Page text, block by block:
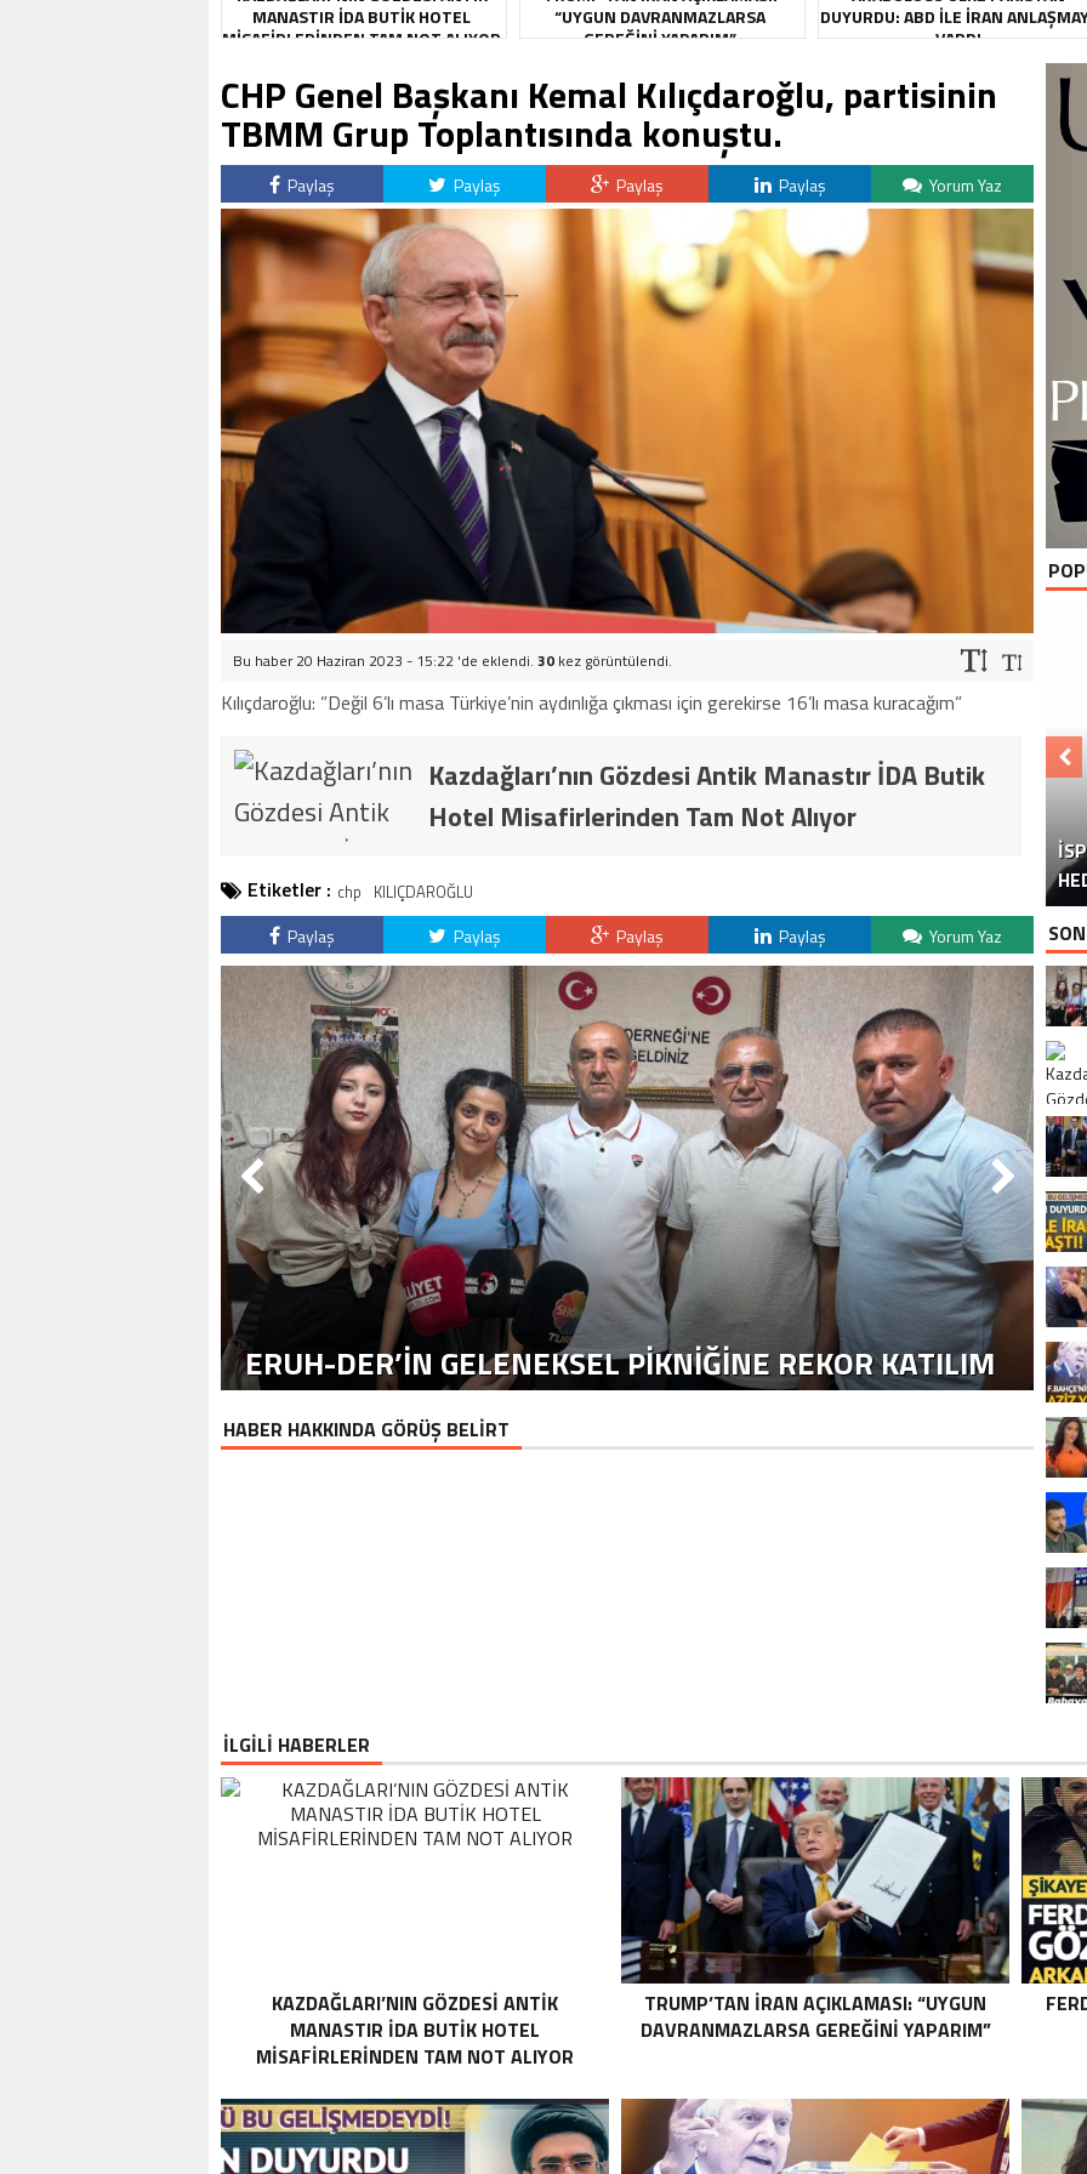
MANASTIR İDA BUTIK HOTEL
MISAFIRLERINDEN TAM NOT ALIYOR
“UYGUN DAVRANMAZLARSA
GEREĞINI YAPARIM”
DUYURDU: ABD ILE İRAN
VARDI
CHP Genel Başkanı Kemal Kılıçdaroğlu, partisinin
TBMM Grup Toplantısında konuştu.
Paylaş Paylaş Paylaş Paylaş Yorum Yaz
Bu haber 20 Haziran 2023 - 15:22 'de eklendi. 30 kez görüntülendi.
Kılıçdaroğlu: ”Değil 6’lı masa Türkiye’nin aydınlığa çıkması için gerekirse 16’lı masa kuracağım”
Kazdağları’nın Gözdesi Antik Manastır İDA Butik
Hotel Misafirlerinden Tam Not Alıyor
Etiketler : chp KILIÇDAROĞLU
Paylaş Paylaş Paylaş Paylaş Yorum Yaz
ERUH-DER’IN GELENEKSEL PIKNIĞINE REKOR KATILIM
HABER HAKKINDA GÖRÜŞ BELİRT
İLGİLİ HABERLER
KAZDAĞLARI’NIN GÖZDESI ANTIK
MANASTIR İDA BUTIK HOTEL
MISAFIRLERINDEN TAM NOT ALIYOR
TRUMP’TAN İRAN AÇIKLAMASI: “UYGUN
DAVRANMAZLARSA GEREĞINI YAPARIM”